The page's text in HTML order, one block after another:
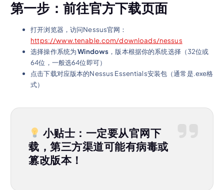
第一步：前往官方下载页面
打开浏览器，访问Nessus官网：
https://www.tenable.com/downloads/nessus
选择操作系统为Windows ，版本根据你的系统选择（32位或
64位，一般选64位即可）
点击下载对应版本的Nessus Essentials安装包（通常是.exe格
式）
小贴士：一定要从官网下
载，第三方渠道可能有病毒或
篡改版本！